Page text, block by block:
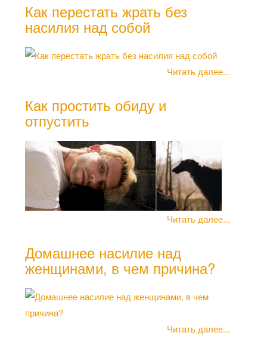
Как перестать жрать без
насилия над собой
Читать далее...
Как простить обиду и
отпустить
Читать далее...
Домашнее насилие над
женщинами, в чем причина?
Читать далее...